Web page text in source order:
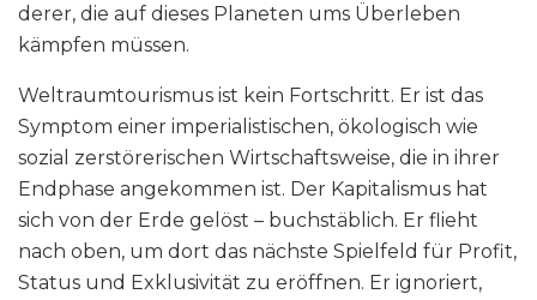
derer, die auf dieses Planeten ums Überleben
kämpfen müssen.
Weltraumtourismus ist kein Fortschritt. Er ist das
Symptom einer imperialistischen, ökologisch wie
sozial zerstörerischen Wirtschaftsweise, die in ihrer
Endphase angekommen ist. Der Kapitalismus hat
sich von der Erde gelöst – buchstäblich. Er flieht
nach oben, um dort das nächste Spielfeld für Profit,
Status und Exklusivität zu eröffnen. Er ignoriert,